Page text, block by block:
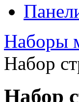
Наборы
Набор
Набор